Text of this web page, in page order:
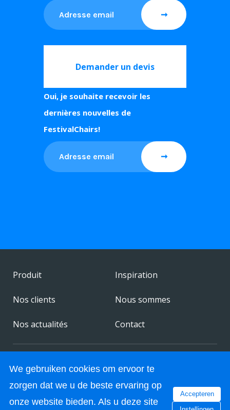
Demander un devis
Oui, je souhaite recevoir les
dernières nouvelles de
FestivalChairs!
Produit Inspiration
Nos clients Nous sommes
Nos actualités Contact
© 2026 FestivalChairs. All rights reserved.
We gebruiken cookies om ervoor te
zorgen dat we u de beste ervaring op
onze website bieden. Als u deze site
Accepteren